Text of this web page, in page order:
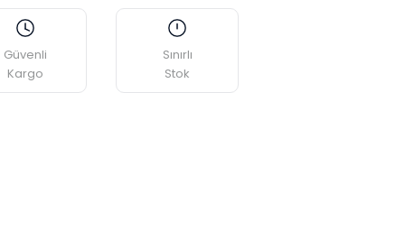
Güvenli
Kargo
Sınırlı
Stok